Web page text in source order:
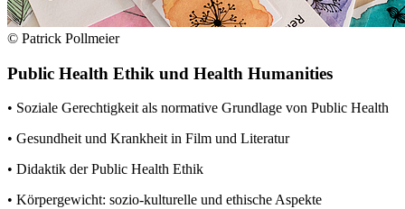
© Patrick Pollmeier
Public Health Ethik und Health Humanities
• Soziale Gerechtigkeit als normative Grundlage von Public Health
• Gesundheit und Krankheit in Film und Literatur
• Didaktik der Public Health Ethik
• Körpergewicht: sozio-kulturelle und ethische Aspekte